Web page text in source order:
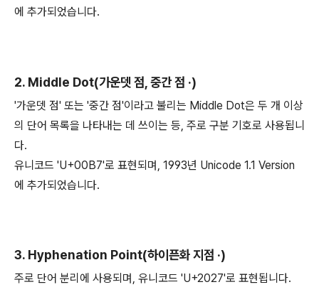
에 추가되었습니다.
2. Middle Dot(가운뎃 점, 중간 점 ·)
'가운뎃 점' 또는 '중간 점'이라고 불리는 Middle Dot은 두 개 이상
의 단어 목록을 나타내는 데 쓰이는 등, 주로 구분 기호로 사용됩니
다.
유니코드 'U+00B7'로 표현되며, 1993년 Unicode 1.1 Version
에 추가되었습니다.
3. Hyphenation Point(하이픈화 지점 ‧)
주로 단어 분리에 사용되며, 유니코드 'U+2027'로 표현됩니다.